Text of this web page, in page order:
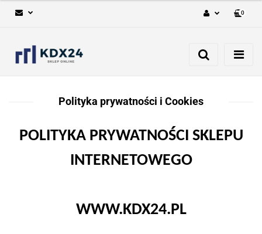
Zarejestruj się
0
Polityka prywatności i Cookies
POLITYKA PRYWATNOŚCI SKLEPU
INTERNETOWEGO
WWW.KDX24.PL